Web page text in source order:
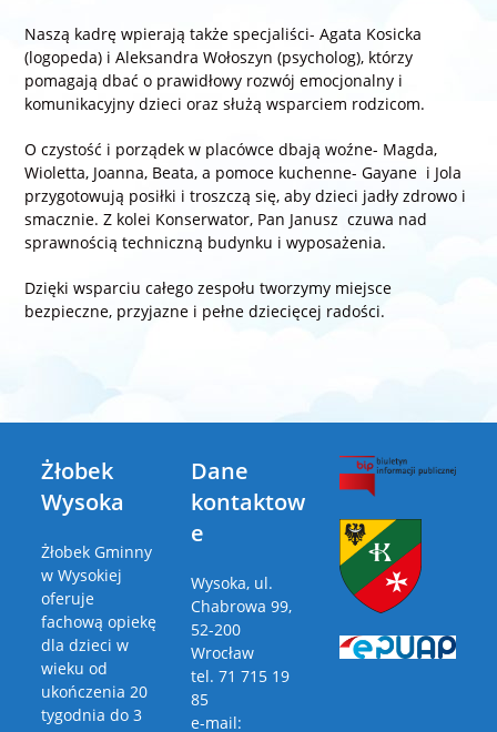
Naszą kadrę wpierają także specjaliści- Agata Kosicka
(logopeda) i Aleksandra Wołoszyn (psycholog), którzy
pomagają dbać o prawidłowy rozwój emocjonalny i
komunikacyjny dzieci oraz służą wsparciem rodzicom.
O czystość i porządek w placówce dbają woźne- Magda,
Wioletta, Joanna, Beata, a pomoce kuchenne- Gayane i Jola
przygotowują posiłki i troszczą się, aby dzieci jadły zdrowo i
smacznie. Z kolei Konserwator, Pan Janusz czuwa nad
sprawnością techniczną budynku i wyposażenia.
Dzięki wsparciu całego zespołu tworzymy miejsce
bezpieczne, przyjazne i pełne dziecięcej radości.
Żłobek
Wysoka
Żłobek Gminny
w Wysokiej
oferuje
fachową opiekę
dla dzieci w
wieku od
ukończenia 20
tygodnia do 3
Dane
kontaktow
e
Wysoka, ul.
Chabrowa 99,
52-200
Wrocław
tel. 71 715 19
85
e-mail: